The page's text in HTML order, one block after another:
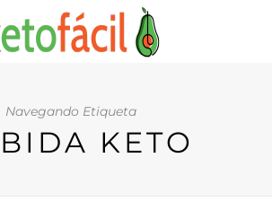
Navegando Etiqueta
KETO